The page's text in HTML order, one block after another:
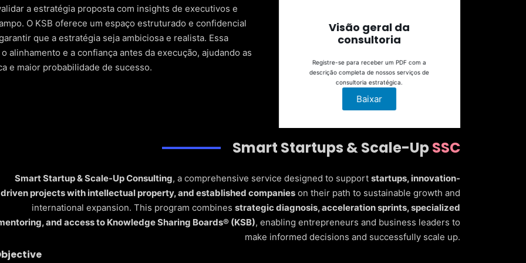
estratégia de GTM, manuais de vendas e CX, modelos
de rotatividade, estratégias de upsell e
sustentável da receita.
a estratégia proposta com insights de executivos e
O KSB oferece um espaço estruturado e confidencial
que a estratégia seja ambiciosa e realista. Essa
alinhamento e a confiança antes da execução, ajudando as
e maior probabilidade de sucesso.
Visão geral da
consultoria
Registre-se para receber um PDF com a
descrição completa de nossos serviços de
consultoria estratégica.
Baixar
Smart Startups & Scale-UpSSC
Smart Startup & Scale-Up Consulting, a comprehensive service designed to support startups, innovation-
driven projects with intellectual property, and established companieson their path to sustainable growth and
international expansion. This program combines strategic diagnosis, acceleration sprints, specialized
and access to Knowledge Sharing Boards® (KSB), enabling entrepreneurs and business leaders to
make informed decisions and successfully scale up.